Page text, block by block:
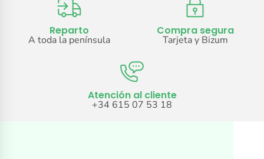
Reparto
A toda la península
Compra segura
Tarjeta y Bizum
Atención al cliente
+34 615 07 53 18